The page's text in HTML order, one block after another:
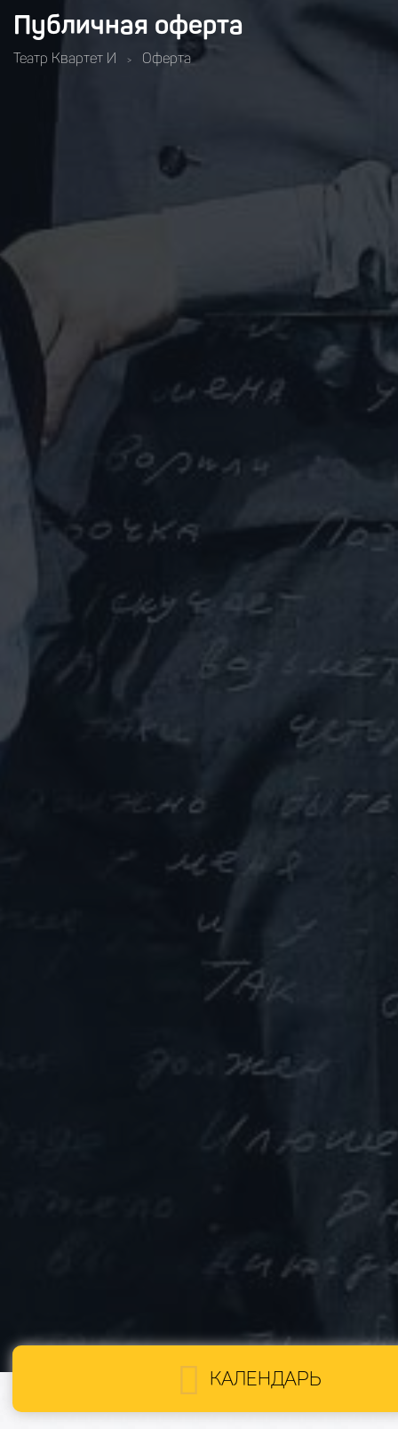
Публичная оферта
Театр Квартет И > Оферта
КАЛЕНДАРЬ